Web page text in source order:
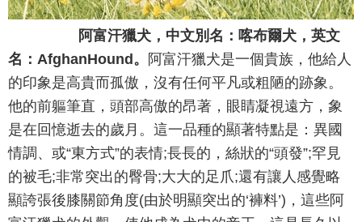
阿富汗獵犬，中文別名：喀布爾犬，英文
名：AfghanHound。 阿富汗獵犬是一個貴族，他給人
的印象是高貴而孤傲，沒有任何平凡或粗陋的跡象。
他的前軀筆直，頭部高傲的昂著，眼睛凝視遠方，象
是在回憶逝去的歲月。這一品種的顯著特點是：異國
情調、或“東方式”的表情;長長的，絲狀的“頭發”;罕見
的被毛;非常突出的臀骨;大大的足爪;還有讓人感覺略
顯誇張後膝關節角度(由於明顯突出的‘褲料’)，這些阿